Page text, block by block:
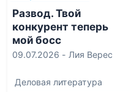
Развод. Твой
конкурент теперь
мой босс
09.07.2026 - Лия Верес
Деловая литература